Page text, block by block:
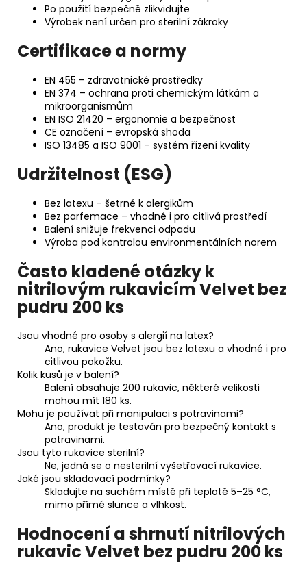
Po použití bezpečně zlikvidujte
Výrobek není určen pro sterilní zákroky
Certifikace a normy
EN 455 – zdravotnické prostředky
EN 374 – ochrana proti chemickým látkám a
mikroorganismům
EN ISO 21420 – ergonomie a bezpečnost
CE označení – evropská shoda
ISO 13485 a ISO 9001 – systém řízení kvality
Udržitelnost (ESG)
Bez latexu – šetrné k alergikům
Bez parfemace – vhodné i pro citlivá prostředí
Balení snižuje frekvenci odpadu
Výroba pod kontrolou environmentálních norem
Často kladené otázky k
nitrilovým rukavicím Velvet bez
pudru 200 ks
Jsou vhodné pro osoby s alergií na latex?
Ano, rukavice Velvet jsou bez latexu a vhodné i pro
citlivou pokožku.
Kolik kusů je v balení?
Balení obsahuje 200 rukavic, některé velikosti
mohou mít 180 ks.
Mohu je používat při manipulaci s potravinami?
Ano, produkt je testován pro bezpečný kontakt s
potravinami.
Jsou tyto rukavice sterilní?
Ne, jedná se o nesterilní vyšetřovací rukavice.
Jaké jsou skladovací podmínky?
Skladujte na suchém místě při teplotě 5–25 °C,
mimo přímé slunce a vlhkost.
Hodnocení a shrnutí nitrilových
rukavic Velvet bez pudru 200 ks